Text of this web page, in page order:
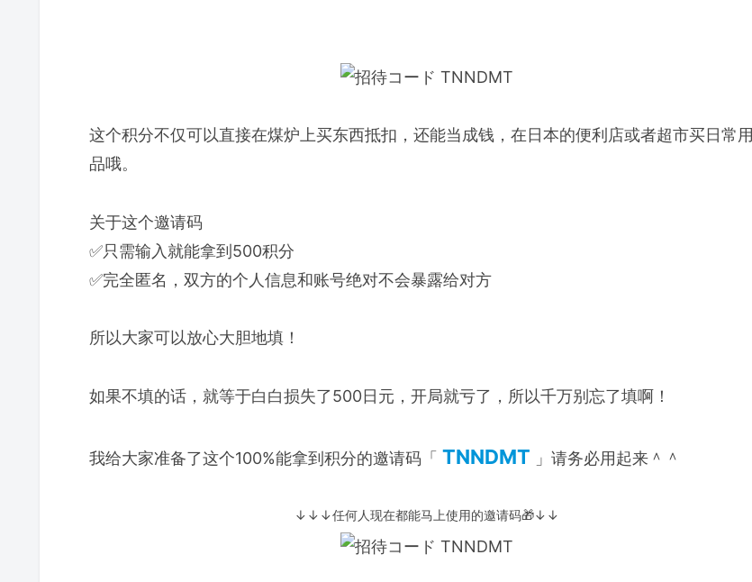
这个积分不仅可以直接在煤炉上买东西抵扣，还能当成钱，在日本的便利店或者超市买日常用
品哦。
关于这个邀请码
✅只需输入就能拿到500积分
✅完全匿名，双方的个人信息和账号绝对不会暴露给对方
所以大家可以放心大胆地填！
如果不填的话，就等于白白损失了500日元，开局就亏了，所以千万别忘了填啊！
我给大家准备了这个100%能拿到积分的邀请码「 TNNDMT 」请务必用起来＾＾
↓↓↓任何人现在都能马上使用的邀请码🎁↓↓